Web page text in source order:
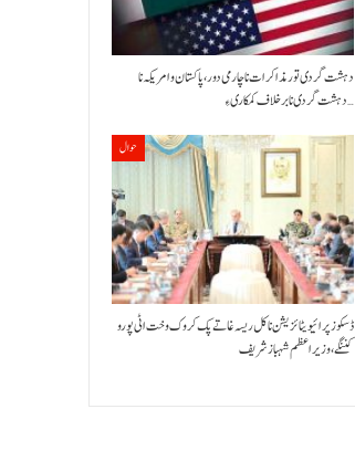
دہشت گردی تور مذاکرات نا چارمی دور،پاکستان و امریکہ نا
دہشت گردی نا برخلاف کمکاری ءِ…
حوال
ڈسکوز پرائیویٹائزیشن نا کل ریسہ غاتے پک کروک وخت اٹی پورو
کننگے ،وزیراعظم شہباز شریف